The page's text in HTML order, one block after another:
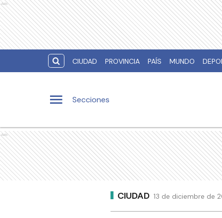
Ads
CIUDAD PROVINCIA PAÍS MUNDO
Secciones
Ads
CIUDAD 13 de diciembre de